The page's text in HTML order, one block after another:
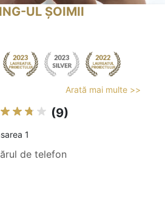
UL ȘOIMII
Arată mai multe >>
(9)
1
de telefon